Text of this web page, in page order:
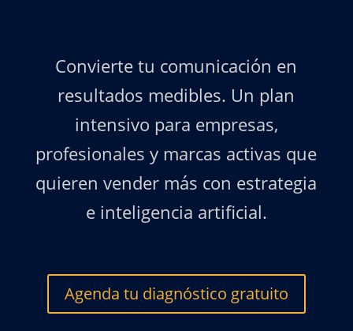
Convierte tu comunicación en
resultados medibles. Un plan
intensivo para empresas,
profesionales y marcas activas que
quieren vender más con estrategia
e inteligencia artificial.
Agenda tu diagnóstico gratuito